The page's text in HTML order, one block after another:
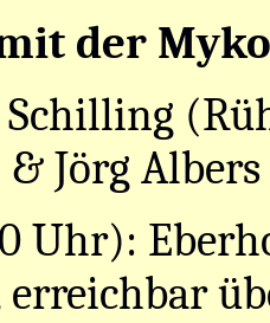
der
Jörg
Uhr):
erreichbar